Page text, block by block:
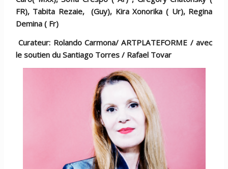
FR), Tabita Rezaie, (Guy), Kira Xonorika ( Ur), Regina
Demina ( Fr)
Curateur: Rolando Carmona/ ARTPLATEFORME / avec
le soutien du Santiago Torres / Rafael Tovar